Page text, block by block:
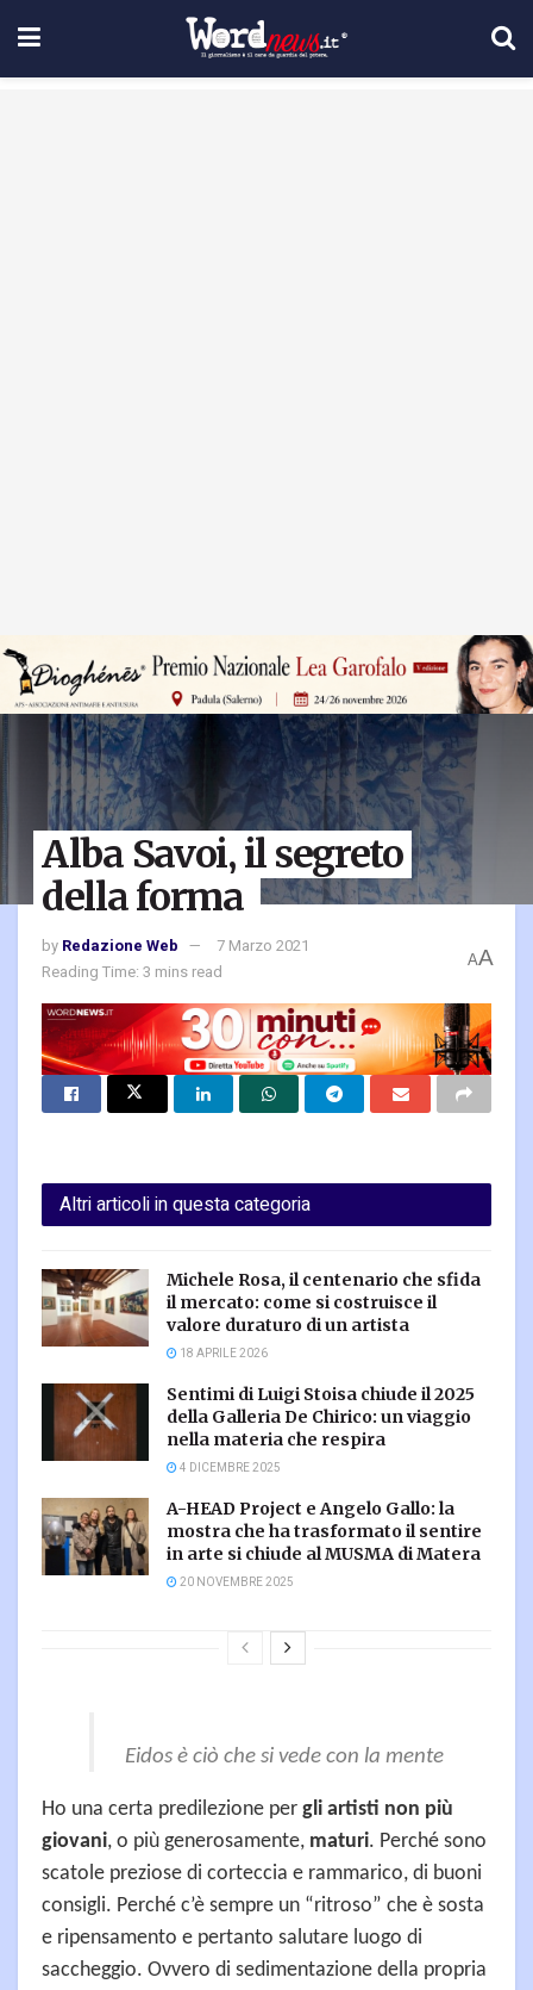
Alba Savoi, il segreto
della forma
by Redazione Web
7 Marzo 2021
Reading Time: 3 mins read
AA
Altri articoli in questa categoria
Michele Rosa, il centenario che sfida
il mercato: come si costruisce il
valore duraturo di un artista
18 APRILE 2026
Sentimi di Luigi Stoisa chiude il 2025
della Galleria De Chirico: un viaggio
nella materia che respira
4 DICEMBRE 2025
A-HEAD Project e Angelo Gallo: la
mostra che ha trasformato il sentire
in arte si chiude al MUSMA di Matera
20 NOVEMBRE 2025
Eidos è ciò che si vede con la mente
Ho una certa predilezione per gli artisti non più
giovani, o più generosamente, maturi. Perché sono
scatole preziose di corteccia e rammarico, di buoni
consigli. Perché c’è sempre un “ritroso” che è sosta
e ripensamento e pertanto salutare luogo di
saccheggio. Ovvero di sedimentazione della propria